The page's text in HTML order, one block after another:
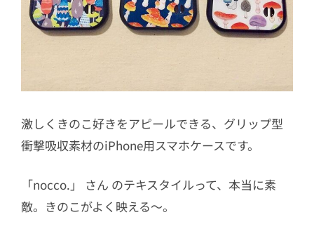
激しくきのこ好きをアピールできる、グリップ型
衝撃吸収素材のiPhone用スマホケースです。
「nocco.」 さん のテキスタイルって、本当に素
敵。きのこがよく映える～。